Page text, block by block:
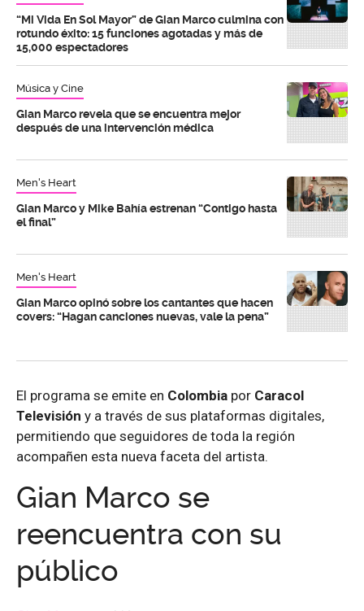
“Mi Vida En Sol Mayor” de Gian Marco culmina con
rotundo éxito: 15 funciones agotadas y más de
15,000 espectadores
Música y Cine
Gian Marco revela que se encuentra mejor
después de una intervención médica
Men's Heart
Gian Marco y Mike Bahía estrenan “Contigo hasta
el final”
Men's Heart
Gian Marco opinó sobre los cantantes que hacen
covers: “Hagan canciones nuevas, vale la pena”
El programa se emite en Colombia por Caracol
Televisión y a través de sus plataformas digitales,
permitiendo que seguidores de toda la región
acompañen esta nueva faceta del artista.
Gian Marco se
reencuentra con su
público